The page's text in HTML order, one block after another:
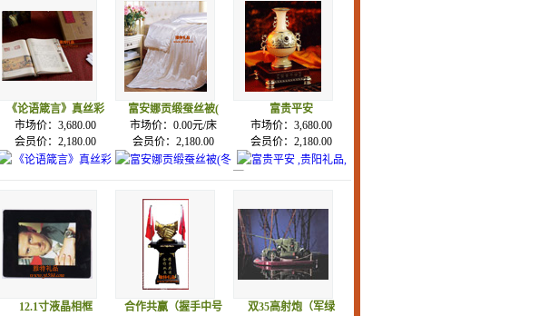
《论语箴言》真丝彩
市场价：3,680.00
会员价：2,180.00
富安娜贡缎蚕丝被(
市场价：0.00元/床
会员价：2,180.00
富贵平安
市场价：3,680.00
会员价：2,180.00
12.1寸液晶相框
合作共赢（握手中号
双35高射炮（军绿